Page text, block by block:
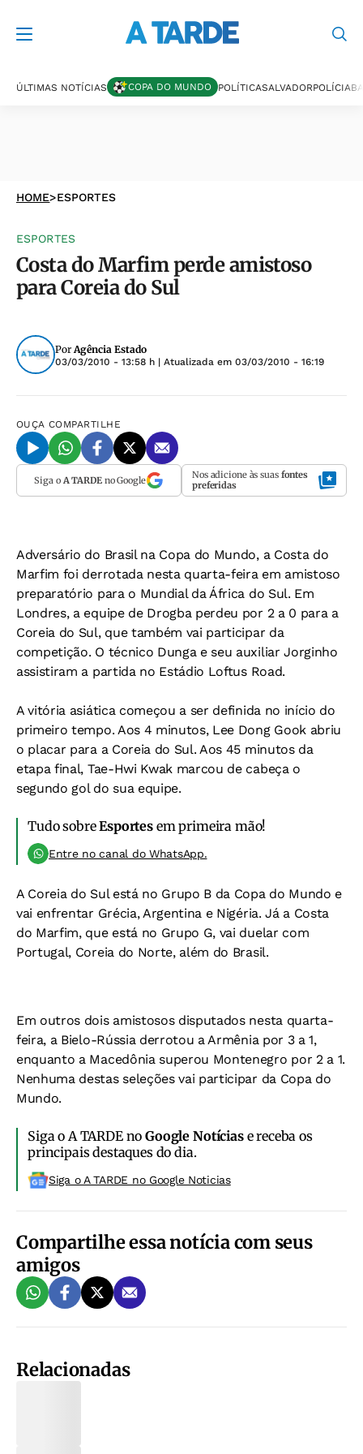
ÚLTIMAS NOTÍCIAS COPA DO MUNDO POLÍTICASALVADORPOLÍCIA
HOME>ESPORTES
ESPORTES
Costa do Marfim perde amistoso
para Coreia do Sul
PorAgência Estado
03/03/2010 - 13:58 h | Atualizada em 03/03/2010 - 16:19
OUÇA COMPARTILHE
Siga o A TARDEno Google Nos adicione às suas fontes
preferidas
Adversário do Brasil na Copa do Mundo, a Costa do
Marfim foi derrotada nesta quarta-feira em amistoso
preparatório para o Mundial da África do Sul. Em
Londres, a equipe de Drogba perdeu por 2 a 0 para a
Coreia do Sul, que também vai participar da
competição. O técnico Dunga e seu auxiliar Jorginho
assistiram a partida no Estádio Loftus Road.
A vitória asiática começou a ser definida no início do
primeiro tempo. Aos 4 minutos, Lee Dong Gook abriu
o placar para a Coreia do Sul. Aos 45 minutos da
etapa final, Tae-Hwi Kwak marcou de cabeça o
segundo gol do sua equipe.
Tudo sobreEsportesem primeira mão!
Entre no canal do WhatsApp.
A Coreia do Sul está no Grupo B da Copa do Mundo e
vai enfrentar Grécia, Argentina e Nigéria. Já a Costa
do Marfim, que está no Grupo G, vai duelar com
Portugal, Coreia do Norte, além do Brasil.
Em outros dois amistosos disputados nesta quarta-
feira, a Bielo-Rússia derrotou a Armênia por 3 a 1,
enquanto a Macedônia superou Montenegro por 2 a 1.
Nenhuma destas seleções vai participar da Copa do
Mundo.
Siga o A TARDE noGoogle Notíciase receba os
principais destaques do dia.
Siga o A TARDE no Google Noticias
Compartilhe essa notícia com seus
amigos
Relacionadas